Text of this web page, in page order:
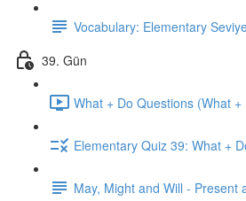
Vocabulary: Elementary
39. Gün
What + Do Questions (What +
Elementary Quiz 39: What +
May, Might and Will - Present